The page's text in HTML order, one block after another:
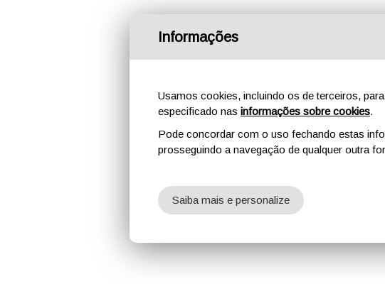
Informações
Usamos cookies, incluindo os de terceiros,
especificado nas informações sobre cookies.
Pode concordar com o uso fechando estas
prosseguindo a navegação de qualquer outra
Saiba mais e personalize